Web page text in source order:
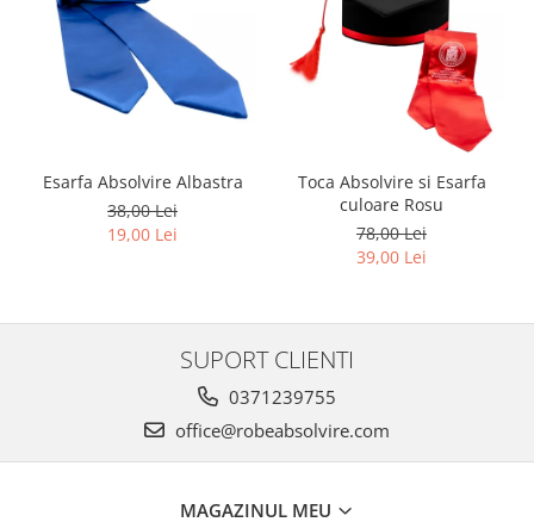
Esarfa Absolvire Albastra
38,00 Lei
19,00 Lei
Toca Absolvire si Esarfa
culoare Rosu
78,00 Lei
39,00 Lei
SUPORT CLIENTI
0371239755
office@robeabsolvire.com
MAGAZINUL MEU